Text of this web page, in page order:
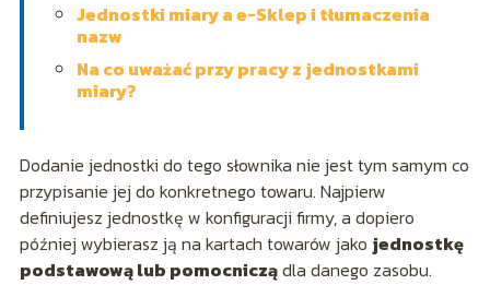
Jednostki miary a e-Sklep i tłumaczenia
nazw
Na co uważać przy pracy z jednostkami
miary?
Dodanie jednostki do tego słownika nie jest tym samym co
przypisanie jej do konkretnego towaru. Najpierw
definiujesz jednostkę w konfiguracji firmy, a dopiero
później wybierasz ją na kartach towarów jako jednostkę
podstawową lub pomocnicządla danego zasobu.